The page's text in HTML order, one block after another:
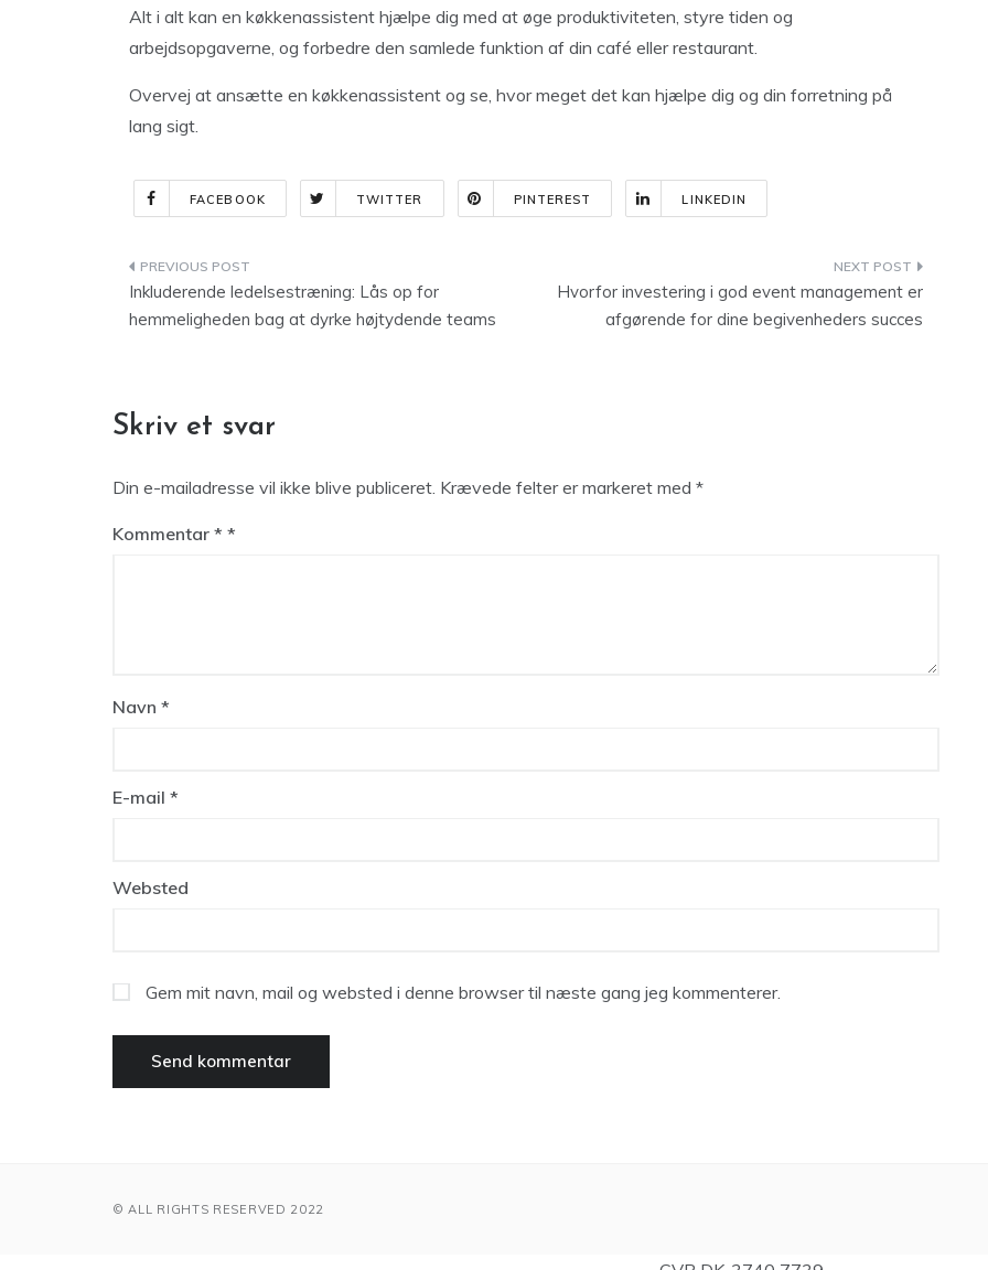
Alt i alt kan en køkkenassistent hjælpe dig med at øge produktiviteten, styre tiden og
arbejdsopgaverne, og forbedre den samlede funktion af din café eller restaurant.
Overvej at ansætte en køkkenassistent og se, hvor meget det kan hjælpe dig og din forretning på
lang sigt.
FACEBOOK TWITTER PINTEREST LINKEDIN
Indlægsnavigation
Inkluderende ledelsestræning: Lås op for
hemmeligheden bag at dyrke højtydende teams
Hvorfor investering i god event management er
afgørende for dine begivenheders succes
Skriv et svar
Din e-mailadresse vil ikke blive publiceret. Krævede felter er markeret med *
Kommentar *
Navn *
E-mail *
Websted
Gem mit navn, mail og websted i denne browser til næste gang jeg kommenterer.
© ALL RIGHTS RESERVED 2022